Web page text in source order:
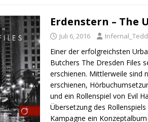
Erdenstern – The
Juli 6, 2016
Einer der erfolgreichsten
Butchers The Dresden Files
erschienen. Mittlerweile sind
erschienen,
und ein Rollenspiel von Evil
Übersetzung des
Kampagne ein